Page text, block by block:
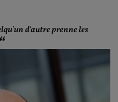
d'autre prenne les